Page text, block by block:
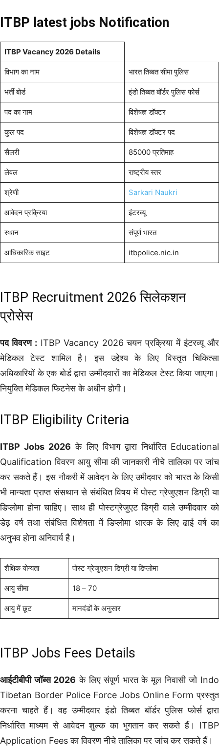
ITBP latest jobs Notification
ITBP Vacancy 2026 Details
विभाग का नाम भारत तिब्बत सीमा पुलिस
भर्ती बोर्ड इंडो तिब्बत बॉर्डर पुलिस फोर्स
पद का नाम विशेषज्ञ डॉक्टर
कुल पद विशेषज्ञ डॉक्टर पद
सैलरी 85000 प्रतिमाह
लेवल राष्ट्रीय स्तर
श्रेणी Sarkari Naukri
आवेदन प्रक्रिया इंटरव्यू
स्थान संपूर्ण भारत
आधिकारिक साइट itbpolice.nic.in
ITBP Recruitment 2026 सिलेकशन
प्रोसेस
पद विवरण : ITBP Vacancy 2026 चयन प्रक्रिया में इंटरव्यू और
मेडिकल टेस्ट शामिल है। इस उद्देश्य के लिए विस्तृत चिकित्सा
अधिकारियों के एक बोर्ड द्वारा उम्मीदवारों का मेडिकल टेस्ट किया जाएगा।
नियुक्ति मेडिकल फिटनेस के अधीन होगी।
ITBP Eligibility Criteria
ITBP Jobs 2026 के लिए विभाग द्वारा निर्धारित Educational
Qualification विवरण आयु सीमा की जानकारी नीचे तालिका पर जांच
कर सकते हैं। इस नौकरी में आवेदन के लिए उमीदवार को भारत के किसी
भी मान्यता प्राप्त संसथान से संबंधित विषय में पोस्ट ग्रेजुएशन डिग्री या
डिप्लोमा होना चाहिए। साथ ही पोस्टग्रेजुएट डिग्री वाले उम्मीदवार को
डेढ़ वर्ष तथा संबंधित विशेषता में डिप्लोमा धारक के लिए ढाई वर्ष का
अनुभव होना अनिवार्य है।
शैक्षिक योग्यता पोस्ट ग्रेजुएशन डिग्री या डिप्लोमा
आयु सीमा 18 – 70
आयु में छूट मानदंडों के अनुसार
ITBP Jobs Fees Details
आईटीबीपी जॉब्स 2026 के लिए संपूर्ण भारत के मूल निवासी जो Indo
Tibetan Border Police Force Jobs Online Form प्रस्तुत
करना चाहते हैं। वह उम्मीदवार इंडो तिब्बत बॉर्डर पुलिस फोर्स द्वारा
निर्धारित माध्यम से आवेदन शुल्क का भुगतान कर सकते हैं। ITBP
Application Fees का विवरण नीचे तालिका पर जांच कर सकते हैं।